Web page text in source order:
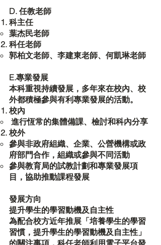
D. 任教老師
科主任
葉杰民老師
科任老師
郭柏文老師、李建東老師、何凱琳老師
E.專業發展
本科重視持續發展，多年來在校內、校
外都積極參與有利專業發展的活動。
校內
進行恆常的集體備課、檢討和科內分享
校外
參與非政府組織、企業、公營機構或政
府部門合作，組織或參與不同活動
參與教育局的試教計劃和專業發展項
目，協助推動課程發展
發展方向
提升學生的學習動機及自主性
為配合校方近年推展「培養學生的學習
習慣，提升學生的學習動機及自主性」
的關注事項，科任老師利用電子平台發